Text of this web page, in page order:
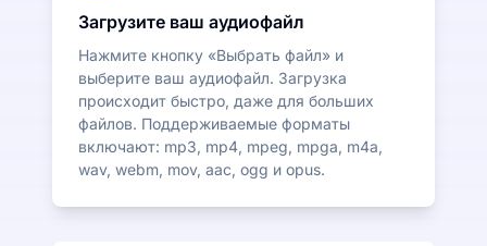
Загрузите ваш аудиофайл
Нажмите кнопку «Выбрать файл» и
выберите ваш аудиофайл. Загрузка
происходит быстро, даже для больших
файлов. Поддерживаемые форматы
включают: mp3, mp4, mpeg, mpga, m4a,
wav, webm, mov, aac, ogg и opus.